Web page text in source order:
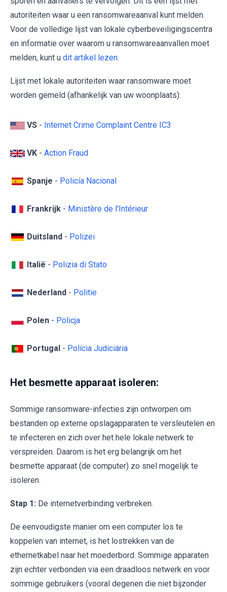
autoriteiten waar u een ransomwareaanval kunt melden.
Voor de volledige lijst van lokale cyberbeveiligingscentra
en informatie over waarom u ransomwareaanvallen moet
melden, kunt u dit artikel lezen.
Lijst met lokale autoriteiten waar ransomware moet
worden gemeld (afhankelijk van uw woonplaats):
VS - Internet Crime Complaint Centre IC3
VK - Action Fraud
Spanje - Policía Nacional
Frankrijk - Ministère de l'Intérieur
Duitsland - Polizei
Italië - Polizia di Stato
Nederland - Politie
Polen - Policja
Portugal - Polícia Judiciária
Het besmette apparaat isoleren:
Sommige ransomware-infecties zijn ontworpen om
bestanden op externe opslagapparaten te versleutelen en
te infecteren en zich over het hele lokale netwerk te
verspreiden. Daarom is het erg belangrijk om het
besmette apparaat (de computer) zo snel mogelijk te
isoleren.
Stap 1: De internetverbinding verbreken.
De eenvoudigste manier om een computer los te
koppelen van internet, is het lostrekken van de
ethernetkabel naar het moederbord. Sommige apparaten
zijn echter verbonden via een draadloos netwerk en voor
sommige gebruikers (vooral degenen die niet bijzonder